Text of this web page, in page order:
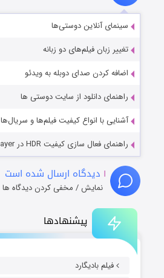
پیشنهادها
فیلم بادیگارد
سینمای آنلاین دوستی‌ها
تغییر زبان فیلم‌های دو زبانه
اضافه کردن صدای دوبله به ویدئو
راهنمای دانلود از سایت دوستی ها
آشنایی با انواع کیفیت فیلم‌ها و سریال‌ها
راهنمای فعال سازی کیفیت HDR در PotPlayer
۱ دیدگاه ارسال شده است
نمایش / مخفی کردن دیدگاه ها